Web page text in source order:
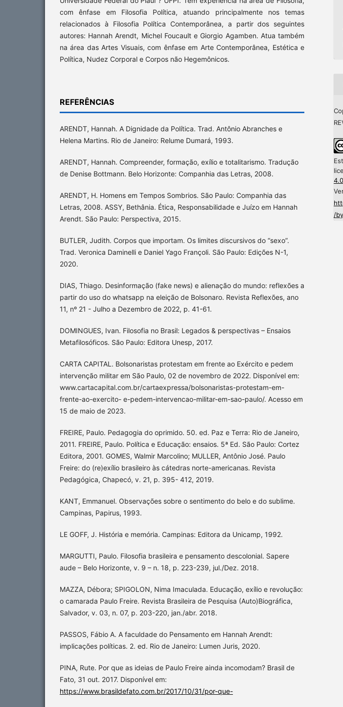
com ênfase em Filosofia Política, atuando principalmente nos temas
relacionados à Filosofia Política Contemporânea, a partir dos seguintes
autores: Hannah Arendt, Michel Foucault e Giorgio Agamben. Atua também
na área das Artes Visuais, com ênfase em Arte Contemporânea, Estética e
Política, Nudez Corporal e Corpos não Hegemônicos.
REFERÊNCIAS
ARENDT, Hannah. A Dignidade da Política. Trad. Antônio Abranches e
Helena Martins. Rio de Janeiro: Relume Dumará, 1993.
ARENDT, Hannah. Compreender, formação, exílio e totalitarismo. Tradução
de Denise Bottmann. Belo Horizonte: Companhia das Letras, 2008.
ARENDT, H. Homens em Tempos Sombrios. São Paulo: Companhia das
Letras, 2008. ASSY, Bethânia. Ética, Responsabilidade e Juízo em Hannah
Arendt. São Paulo: Perspectiva, 2015.
BUTLER, Judith. Corpos que importam. Os limites discursivos do “sexo”.
Trad. Veronica Daminelli e Daniel Yago Françoli. São Paulo: Edições N-1,
2020.
DIAS, Thiago. Desinformação (fake news) e alienação do mundo: reflexões a
partir do uso do whatsapp na eleição de Bolsonaro. Revista Reflexões, ano
11, nº 21 - Julho a Dezembro de 2022, p. 41-61.
DOMINGUES, Ivan. Filosofia no Brasil: Legados & perspectivas – Ensaios
Metafilosóficos. São Paulo: Editora Unesp, 2017.
CARTA CAPITAL. Bolsonaristas protestam em frente ao Exército e pedem
intervenção militar em São Paulo, 02 de novembro de 2022. Disponível em:
www.cartacapital.com.br/cartaexpressa/bolsonaristas-protestam-em-
frente-ao-exercito- e-pedem-intervencao-militar-em-sao-paulo/. Acesso em
15 de maio de 2023.
FREIRE, Paulo. Pedagogia do oprimido. 50. ed. Paz e Terra: Rio de Janeiro,
2011. FREIRE, Paulo. Política e Educação: ensaios. 5ª Ed. São Paulo: Cortez
Editora, 2001. GOMES, Walmir Marcolino; MULLER, Antônio José. Paulo
Freire: do (re)exílio brasileiro às cátedras norte-americanas. Revista
Pedagógica, Chapecó, v. 21, p. 395- 412, 2019.
KANT, Emmanuel. Observações sobre o sentimento do belo e do sublime.
Campinas, Papirus, 1993.
LE GOFF, J. História e memória. Campinas: Editora da Unicamp, 1992.
MARGUTTI, Paulo. Filosofia brasileira e pensamento descolonial. Sapere
aude – Belo Horizonte, v. 9 – n. 18, p. 223-239, jul./Dez. 2018.
MAZZA, Débora; SPIGOLON, Nima Imaculada. Educação, exílio e revolução:
o camarada Paulo Freire. Revista Brasileira de Pesquisa (Auto)Biográfica,
Salvador, v. 03, n. 07, p. 203-220, jan./abr. 2018.
PASSOS, Fábio A. A faculdade do Pensamento em Hannah Arendt:
implicações políticas. 2. ed. Rio de Janeiro: Lumen Juris, 2020.
PINA, Rute. Por que as ideias de Paulo Freire ainda incomodam? Brasil de
Fato, 31 out. 2017. Disponível em:
https://www.brasildefato.com.br/2017/10/31/por-que-
/